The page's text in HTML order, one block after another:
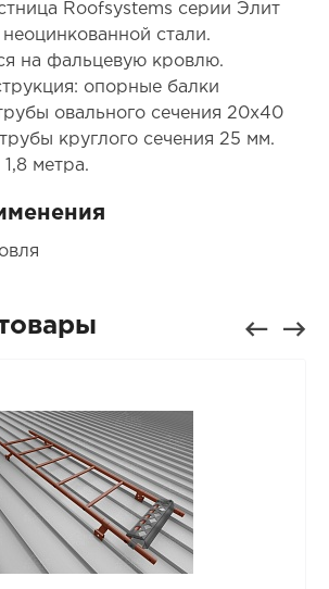
Roofsystems серии Элит
неоцинкованной стали.
на фальцевую кровлю.
опорные балки
овального сечения 20х40
круглого сечения 25 мм.
метра.